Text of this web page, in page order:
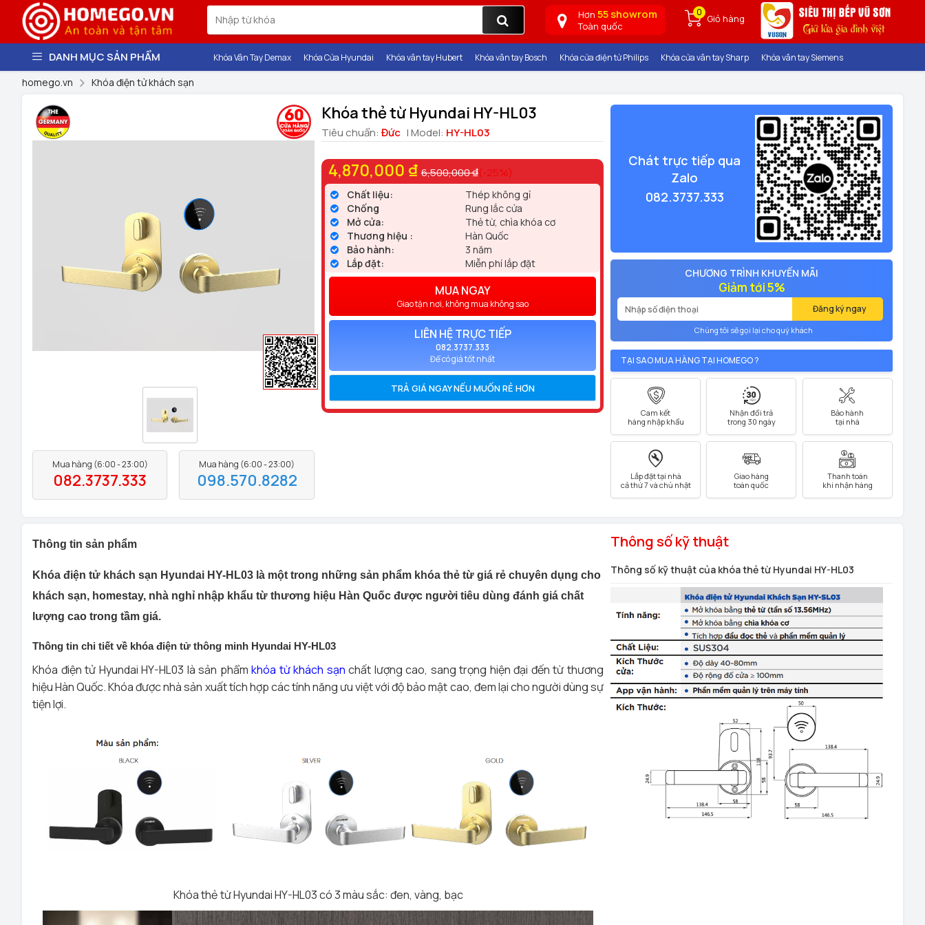
Hơn 55 showrom
Toàn quốc
0
Giỏ hàng
DANH MỤC SẢN PHẨM Khóa Vân Tay Demax Khóa Cửa Hyundai Khóa vân tay Hubert Khóa vân tay Bosch Khóa cửa điện tử Philips Khóa cửa vân tay Sharp Khóa vân tay Siemens
homego.vn Khóa điện tử khách sạn
Mua hàng (6:00 - 23:00)
082.3737.333
Mua hàng (6:00 - 23:00)
098.570.8282
Khóa thẻ từ Hyundai HY-HL03
Tiêu chuẩn: Đức | Model: HY-HL03
4,870,000 ₫ 6,500,000 ₫(-25%)
Chất liệu:
Thép không gỉ
Chống
Rung lắc cửa
Mở cửa:
Thẻ từ, chìa khóa cơ
Thương hiệu :
Hàn Quốc
Bảo hành:
3 năm
Lắp đặt:
Miễn phí lắp đặt
MUA NGAY
Giao tận nơi, không mua không sao
LIÊN HỆ TRỰC TIẾP
082.3737.333
Để có giá tốt nhất
TRẢ GIÁ NGAY NẾU MUỐN RẺ HƠN
Chát trực tiếp qua
Zalo
082.3737.333
CHƯƠNG TRÌNH KHUYẾN MÃI
Giảm tới 5%
Đăng ký ngay
Chúng tôi sẽ gọi lại cho quý khách
TẠI SAO MUA HÀNG TẠI HOMEGO ?
Cam kết
hàng nhập khẩu
Nhận đổi trả
trong 30 ngày
Bảo hành
tại nhà
Lắp đặt tại nhà
cả thứ 7 và chủ nhật
Giao hàng
toàn quốc
Thanh toán
khi nhận hàng
Thông tin sản phẩm
Khóa điện tử khách sạn Hyundai HY-HL03 là một trong những sản phẩm khóa thẻ từ giá rẻ chuyên dụng cho
khách sạn, homestay, nhà nghỉ nhập khẩu từ thương hiệu Hàn Quốc được người tiêu dùng đánh giá chất
lượng cao trong tầm giá.
Thông tin chi tiết về khóa điện tử thông minh Hyundai HY-HL03
Khóa điện tử Hyundai HY-HL03 là sản phẩmkhóa từ khách sạn chất lượng cao, sang trọng hiện đại đến từ thương
hiệu Hàn Quốc. Khóa được nhà sản xuất tích hợp các tính năng ưu việt với độ bảo mật cao, đem lại cho người dùng sự
tiện lợi.
Khóa thẻ từ Hyundai HY-HL03 có 3 màu sắc: đen, vàng, bạc
Thông số kỹ thuật
Thông số kỹ thuật của khóa thẻ từ Hyundai HY-HL03